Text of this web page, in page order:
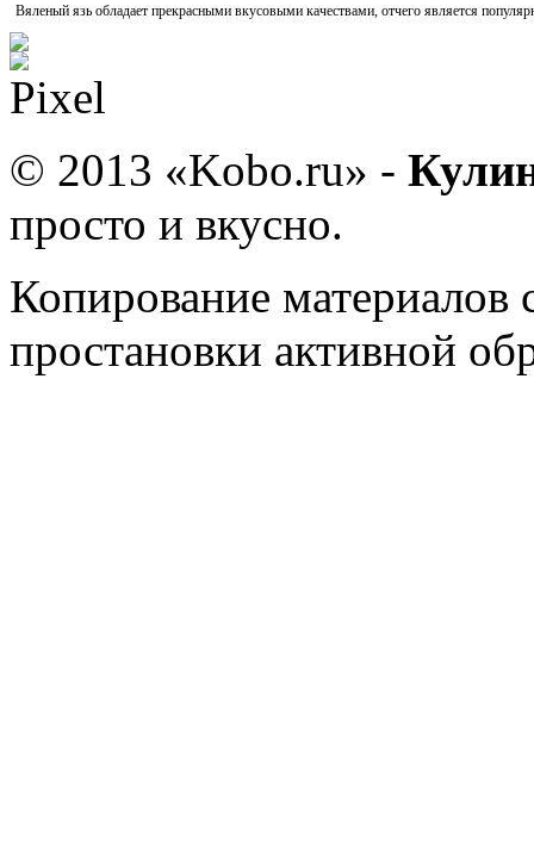
Вяленый язь обладает прекрасными вкусовыми качествами, отчего является
© 2013 «Kobo.ru» -
просто и вкусно.
Копирование материалов
простановки активной